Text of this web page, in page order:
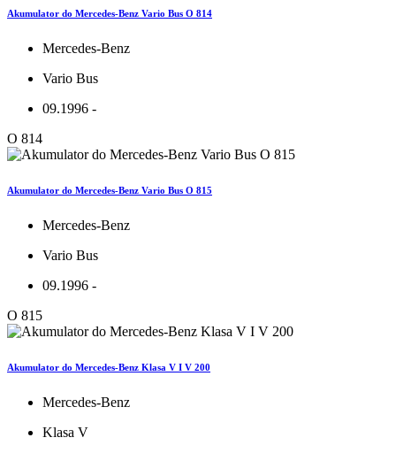
Akumulator do Mercedes-Benz Vario Bus O 814
Mercedes-Benz
Vario Bus
09.1996 -
O 814
Akumulator do Mercedes-Benz Vario Bus O 815
Mercedes-Benz
Vario Bus
09.1996 -
O 815
Akumulator do Mercedes-Benz Klasa V I V 200
Mercedes-Benz
Klasa V